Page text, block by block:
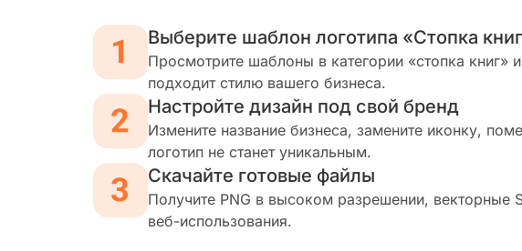
Выберите шаблон логотипа «Стопка
Просмотрите шаблоны в категории «стопка книг»
подходит стилю вашего бизнеса.
Настройте дизайн под свой бренд
Измените название бизнеса, замените иконку,
логотип не станет уникальным.
Скачайте готовые файлы
Получите PNG в высоком разрешении, векторные
веб-использования.